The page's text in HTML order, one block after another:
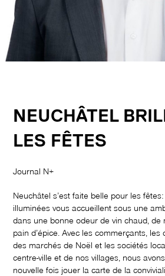
NEUCHÂTEL
LES FÊTES
Journal N+
Neuchâtel s’est faite belle pour les
illuminées vous accueillent sous une
dans une bonne odeur de vin chaud, de
pain d’épice. Avec les commerçants, les
des marchés de Noël et les sociétés
centre-ville et de nos villages, nous
nouvelle fois jouer la carte de la